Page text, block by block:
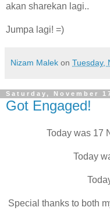
akan sharekan lagi..
Jumpa lagi! =)
Nizam Malek on Tuesday,
Saturday, November
Got Engaged!
Today was 17
Today
Special thanks to both